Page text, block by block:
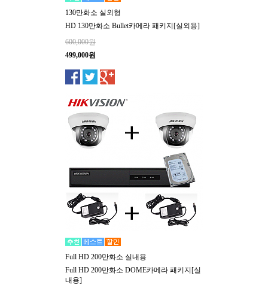
130만화소 실외형
HD 130만화소 Bullet카메라 패키지[실외용]
600,000원
499,000원
Full HD 200만화소 실내용
Full HD 200만화소 DOME카메라 패키지[실
내용]